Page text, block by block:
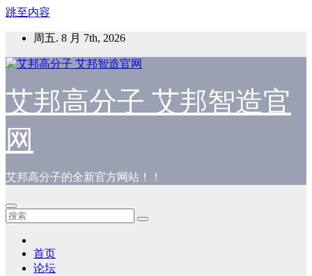
跳至内容
周五. 8 月 7th, 2026
艾邦高分子 艾邦智造官
网
艾邦高分子的全新官方网站！！
首页
论坛